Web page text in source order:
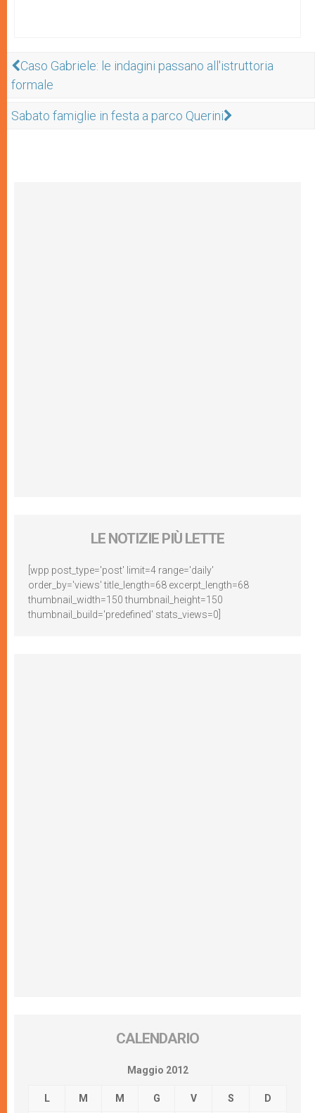
Caso Gabriele: le indagini passano all'istruttoria
formale
Sabato famiglie in festa a parco Querini
LE NOTIZIE PIÙ LETTE
[wpp post_type='post' limit=4 range='daily'
order_by='views' title_length=68 excerpt_length=68
thumbnail_width=150 thumbnail_height=150
thumbnail_build='predefined' stats_views=0]
CALENDARIO
Maggio 2012
L M M G V S D